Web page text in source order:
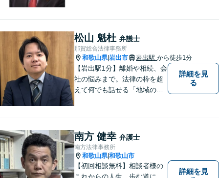
松山 魁杜 弁護士
那賀総合法律事務所
和歌山県|岩出市 岩出駅 から徒歩1分
【岩出駅1分】離婚や相続、会
社の悩みまで。法律の枠を超
えて何でも話せる「地域のか
育ちの私が丁寧にサポートし
ます。【丁寧なヒアリング】
【休日や夜間相談も柔軟に対
応】
詳細を見
る
南方 健幸 弁護士
南方法律事務所
和歌山県|和歌山市
【初回相談無料】相談者様の
これからの人生、歩む道に、
詳細を見